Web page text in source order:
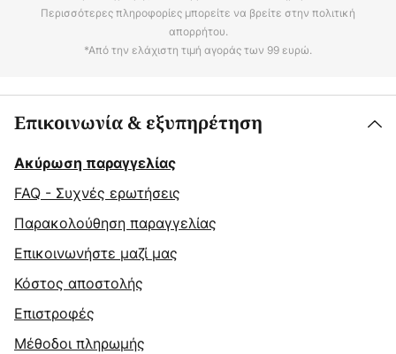
Περισσότερες πληροφορίες μπορείτε να βρείτε στην πολιτική
απορρήτου.
*Από την ελάχιστη τιμή αγοράς των 99 ευρώ.
Επικοινωνία & εξυπηρέτηση
Ακύρωση παραγγελίας
FAQ - Συχνές ερωτήσεις
Παρακολούθηση παραγγελίας
Επικοινωνήστε μαζί μας
Κόστος αποστολής
Επιστροφές
Μέθοδοι πληρωμής